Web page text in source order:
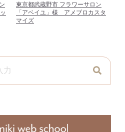
東京都武蔵野市 フラワーサロン
「アベイユ」様 アメブロカスタ
マイズ